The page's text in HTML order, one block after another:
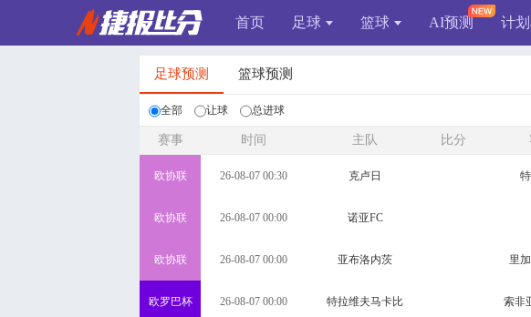
首页 足球 篮球 AI预测 计
足球预测 篮球预测
全部 让球 总进球
赛事 时间 主队 比分
欧协联 26-08-07 00:30 克卢日
欧协联 26-08-07 00:00 诺亚FC
欧协联 26-08-07 00:00 亚布洛内茨 里
欧罗巴杯 26-08-07 00:00 特拉维夫马卡比 索非